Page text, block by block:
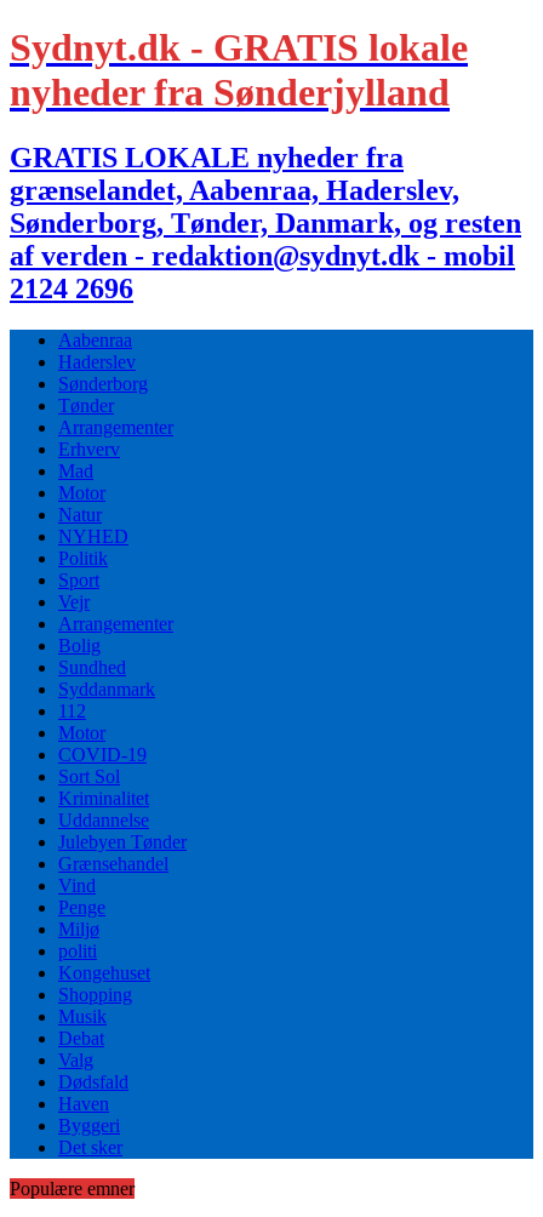
Sydnyt.dk - GRATIS lokale
nyheder fra Sønderjylland
GRATIS LOKALE nyheder fra
grænselandet, Aabenraa, Haderslev,
Sønderborg, Tønder, Danmark, og resten
af verden - redaktion@sydnyt.dk - mobil
2124 2696
Aabenraa
Haderslev
Sønderborg
Tønder
Arrangementer
Erhverv
Mad
Motor
Natur
NYHED
Politik
Sport
Vejr
Arrangementer
Bolig
Sundhed
Syddanmark
112
Motor
COVID-19
Sort Sol
Kriminalitet
Uddannelse
Julebyen Tønder
Grænsehandel
Vind
Penge
Miljø
politi
Kongehuset
Shopping
Musik
Debat
Valg
Dødsfald
Haven
Byggeri
Det sker
Populære emner